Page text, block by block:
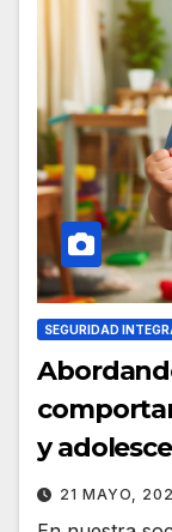
SEGURIDAD
y
21 MAYO,